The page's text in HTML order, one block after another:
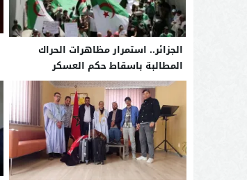
الجزائر.. استمرار مظاهرات الحراك
المطالبة باسقاط حكم العسكر